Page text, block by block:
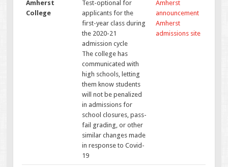
Amherst
College
Test-optional for
applicants for the
first-year class during
the 2020-21
admission cycle
The college has
communicated with
high schools, letting
them know students
will not be penalized
in admissions for
school closures, pass-
fail grading, or other
similar changes made
in response to Covid-
19
Amherst
announcement
Amherst
admissions site